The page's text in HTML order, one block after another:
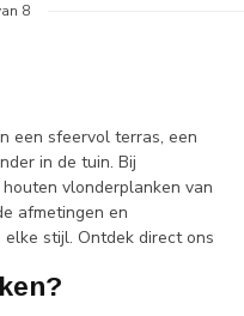
8
een sfeervol terras, een
in de tuin. Bij
vlonderplanken van
afmetingen en
stijl. Ontdek direct ons